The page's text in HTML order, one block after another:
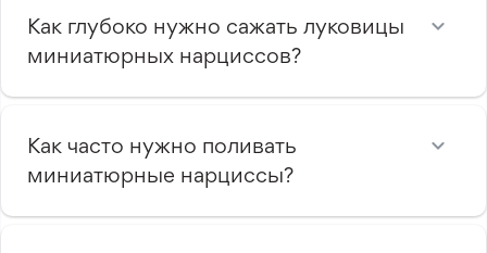
Как глубоко нужно сажать луковицы
миниатюрных нарциссов?
Как часто нужно поливать
миниатюрные нарциссы?